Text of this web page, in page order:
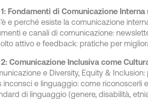
Fondamenti di Comunicazione Interna
e perché esiste la comunicazione
e canali di comunicazione:
attivo e feedback: pratiche per
Comunicazione Inclusiva come
e Diversity, Equity &
inconsci e linguaggio: come riconoscerli
di linguaggio (genere, disabilità,